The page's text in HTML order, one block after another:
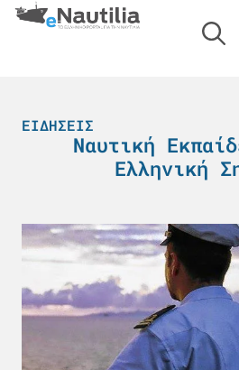
ΕΙΔΉΣΕΙΣ
Ναυτική
Ελληνική